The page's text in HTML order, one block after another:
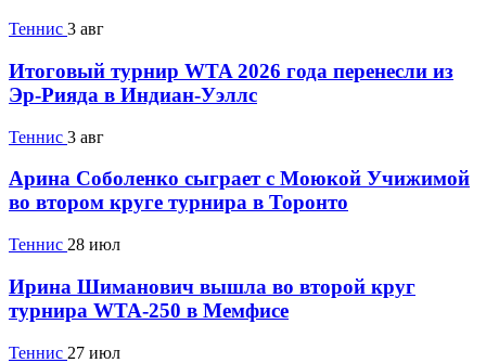
Теннис 3 авг
Итоговый турнир WTA 2026 года перенесли из
Эр-Рияда в Индиан-Уэллс
Теннис 3 авг
Арина Соболенко сыграет с Моюкой Учижимой
во втором круге турнира в Торонто
Теннис 28 июл
Ирина Шиманович вышла во второй круг
турнира WTA-250 в Мемфисе
Теннис 27 июл